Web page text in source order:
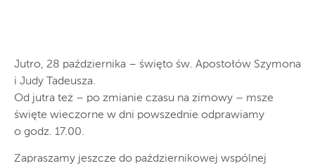
Jutro, 28 października – święto św. Apostołów Szymona
i Judy Tadeusza.
Od jutra też – po zmianie czasu na zimowy – msze
święte wieczorne w dni powszednie odprawiamy
o godz. 17.00.
Zapraszamy jeszcze do październikowej wspólnej